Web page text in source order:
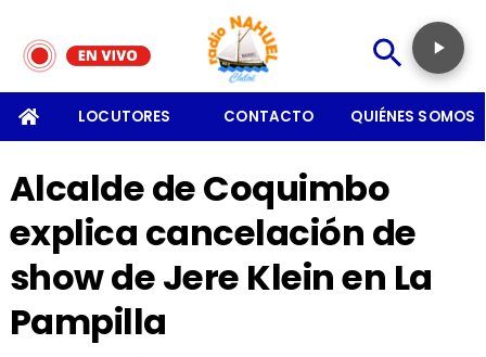
LOCUTORES CONTACTO QUIÉNES SOMOS
Alcalde de Coquimbo
explica cancelación de
show de Jere Klein en La
Pampilla